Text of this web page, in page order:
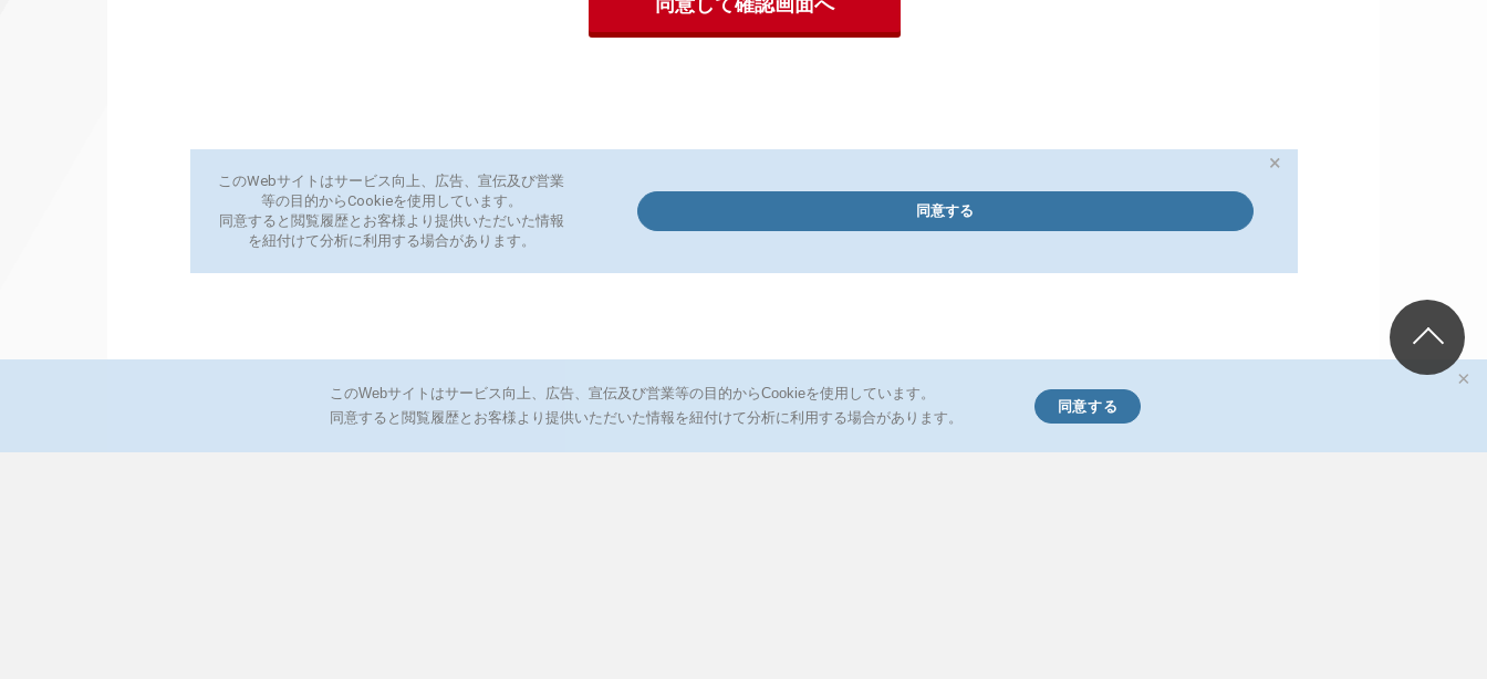
このWebサイトはサービス向上、広告、宣伝及び営業等の目的からCookieを使用しています。
同意すると閲覧履歴とお客様より提供いただいた情報を紐付けて分析に利用する場合があります。
同意する
×